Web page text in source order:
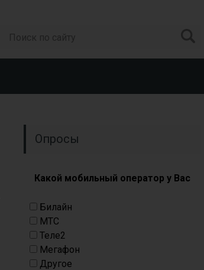
Опросы
Какой мобильный оператор у Вас
Билайн
МТС
Теле2
Мегафон
Другое